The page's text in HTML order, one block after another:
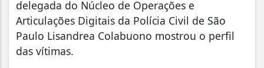
delegada do Núcleo de Operações e
Articulações Digitais da Polícia Civil de São
Paulo Lisandrea Colabuono mostrou o perfil
das vítimas.